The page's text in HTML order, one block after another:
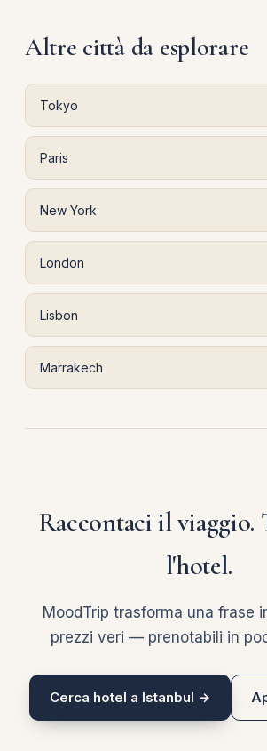
Altre città da esplorare
Tokyo
Paris
New York
London
Lisbon
Marrakech
Raccontaci il viaggio.
l'hotel.
MoodTrip trasforma una frase
prezzi veri — prenotabili in
Cerca hotel a Istanbul →